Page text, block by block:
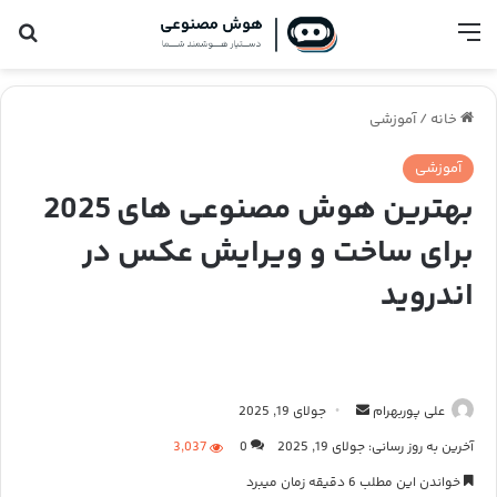
خانه / آموزشی
آموزشی
بهترین هوش مصنوعی های 2025
برای ساخت و ویرایش عکس در
اندروید
علی پوربهرام
ا
جولای 19, 2025
آخرین به روز رسانی: جولای 19, 2025
0
3,037
خواندن این مطلب 6 دقیقه زمان میبرد